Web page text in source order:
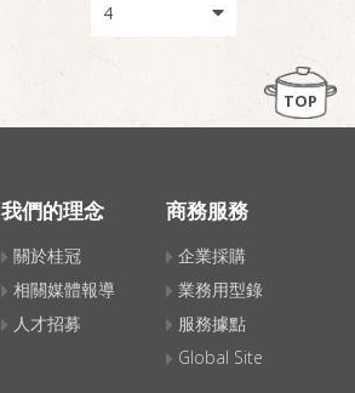
TOP
我們的理念
關於桂冠
相關媒體報導
人才招募
商務服務
企業採購
業務用型錄
服務據點
Global Site